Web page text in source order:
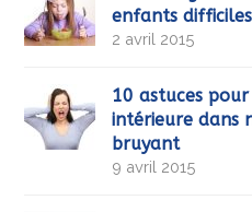
enfants difficiles
2 avril 2015
10 astuces
intérieure dans
bruyant
9 avril 2015